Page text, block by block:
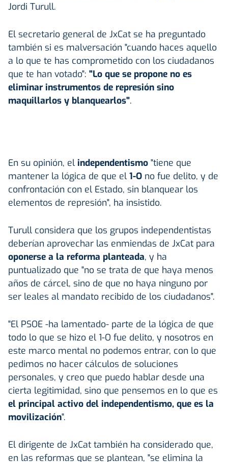
Jordi Turull.
El secretario general de JxCat se ha preguntado
también si es malversación "cuando haces aquello
a lo que te has comprometido con los ciudadanos
que te han votado": "Lo que se propone no es
eliminar instrumentos de represión sino
maquillarlos y blanquearlos".
En su opinión, el independentismo "tiene que
mantener la lógica de que el 1-O no fue delito, y de
confrontación con el Estado, sin blanquear los
elementos de represión", ha insistido.
Turull considera que los grupos independentistas
deberían aprovechar las enmiendas de JxCat para
oponerse a la reforma planteada, y ha
puntualizado que "no se trata de que haya menos
años de cárcel, sino de que no haya ninguno por
ser leales al mandato recibido de los ciudadanos".
"El PSOE -ha lamentado- parte de la lógica de que
todo lo que se hizo el 1-O fue delito, y nosotros en
este marco mental no podemos entrar, con lo que
pedimos no hacer cálculos de soluciones
personales, y creo que puedo hablar desde una
cierta legitimidad, sino que pensemos en lo que es
el principal activo del independentismo, que es la
movilización".
El dirigente de JxCat también ha considerado que,
en las reformas que se plantean, "se elimina la